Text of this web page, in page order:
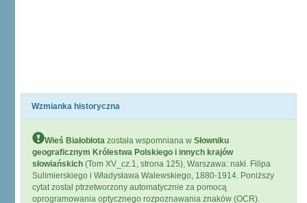
Wzmianka historyczna
Wieś Białobłota została wspomniana w Słowniku
geograficznym Królestwa Polskiego i innych krajów
słowiańskich (Tom XV_cz.1, strona 125), Warszawa: nakł. Filipa
Sulimierskiego i Władysława Walewskiego, 1880-1914. Poniższy
cytat został ptrzetworzony automatycznie za pomocą
oprogramowania optycznego rozpoznawania znaków (OCR).